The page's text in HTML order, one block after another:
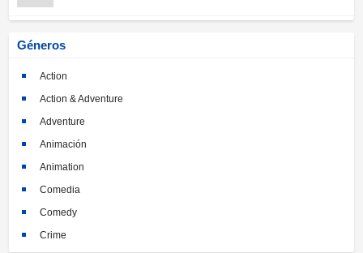
Géneros
Action
Action & Adventure
Adventure
Animación
Animation
Comedia
Comedy
Crime